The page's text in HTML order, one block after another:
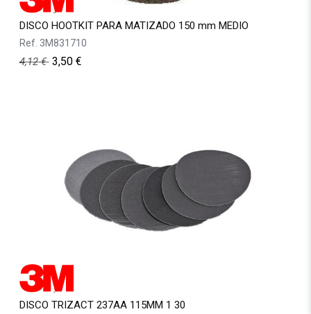
DISCO HOOTKIT PARA MATIZADO 150 mm MEDIO
Ref. 3M831710
4,12€ 3,50€
DISCO TRIZACT 237AA 115MM 1 30